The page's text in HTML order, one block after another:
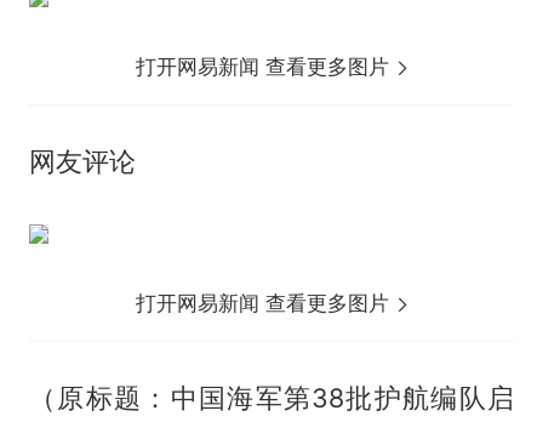
打开网易新闻 查看更多图片
网友评论
打开网易新闻 查看更多图片
（原标题：中国海军第38批护航编队启